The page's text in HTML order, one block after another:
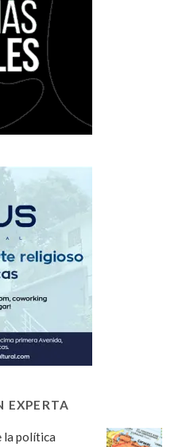
EXPERTA
la política